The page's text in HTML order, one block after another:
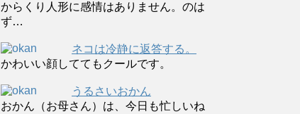
からくり人形に感情はありません。のは
ず…
ネコは冷静に返答する。
かわいい顔しててもクールです。
うるさいおかん
おかん（お母さん）は、今日も忙しいね